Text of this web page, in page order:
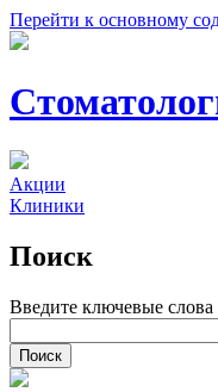
Перейти к основному
Акции
Клиники
Поиск
Введите ключевые слова